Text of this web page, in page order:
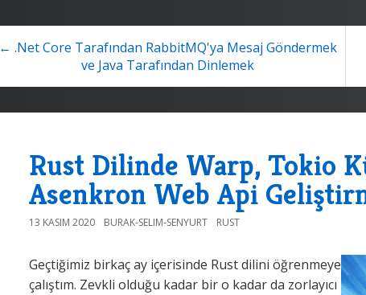
← .Net Core Tarafından RabbitMQ'ya Mesaj Göndermek
ve Java Tarafından Dinlemek
Rust Dilinde Warp, Tokio
Asenkron Web Api
13 KASIM 2020 BURAK-SELIM-SENYURT RUST
Geçtiğimiz birkaç ay içerisinde Rust dilini öğrenmeye
çalıştım. Zevkli olduğu kadar bir o kadar da zorlayıcı